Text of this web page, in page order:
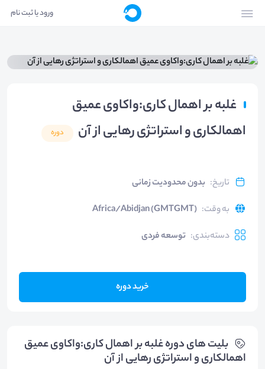
ورود یا ثبت نام
غلبه بر اهمال کاری:واکاوی عمیق
اهمالکاری و استراتژی رهایی از آن
دوره
تاریخ: بدون محدودیت زمانی
به وقت:
Africa/Abidjan (GMTGMT)
دسته‌بندی: توسعه فردی
خرید دوره
بلیت های دوره غلبه بر اهمال کاری:واکاوی عمیق
اهمالکاری و استراتژی رهایی از آن